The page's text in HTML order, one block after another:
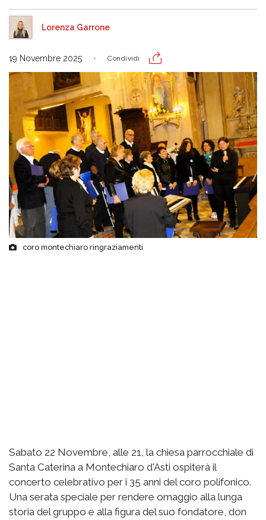
Lorenza Garrone
19 Novembre 2025 Condividi
coro montechiaro ringraziamenti
Sabato 22 Novembre, alle 21, la chiesa parrocchiale di
Santa Caterina a Montechiaro d'Asti ospiterà il
concerto celebrativo per i 35 anni del coro polifonico.
Una serata speciale per rendere omaggio alla lunga
storia del gruppo e alla figura del suo fondatore, don